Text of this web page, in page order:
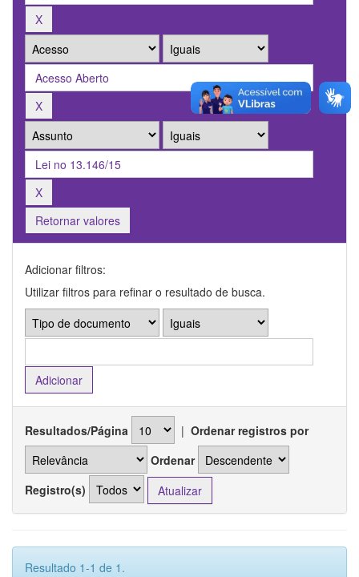
Retornar valores
Adicionar filtros:
Utilizar filtros para refinar o resultado de busca.
Resultados/Página | Ordenar registros por
Ordenar
Registro(s)
Resultado 1-1 de 1.